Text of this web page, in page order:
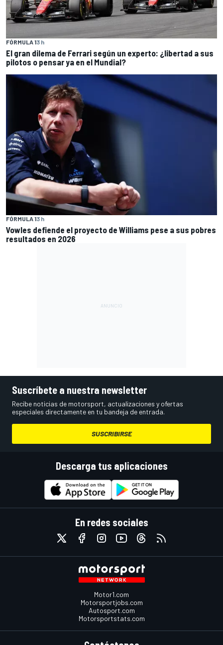
FÓRMULA 13 h
El gran dilema de Ferrari según un experto: ¿libertad a sus
pilotos o pensar ya en el Mundial?
FÓRMULA 13 h
Vowles defiende el proyecto de Williams pese a sus pobres
resultados en 2026
Suscríbete a nuestra newsletter
Recibe noticias de motorsport, actualizaciones y ofertas
especiales directamente en tu bandeja de entrada.
SUSCRIBIRSE
Descarga tus aplicaciones
En redes sociales
Motor1.com
Motorsportjobs.com
Autosport.com
Motorsportstats.com